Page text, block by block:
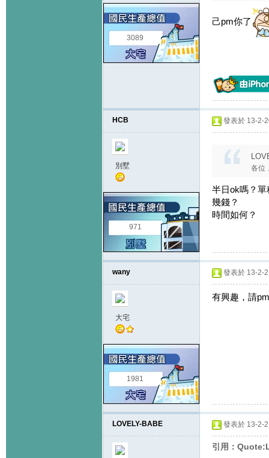
3089
己pm你了
HCB
別墅
971
發表於 13-2-
各位
半日ok嗎？
幾錢？
時間如何？
wany
大宅
1981
發表於 13-2-
有興趣，請pm
LOVELY-BABE 發表於 13-2-
引用：